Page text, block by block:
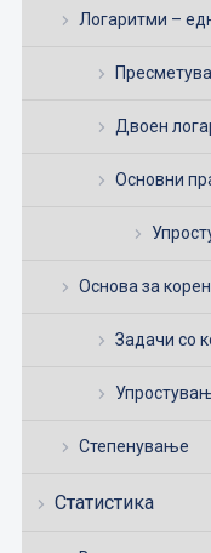
Логаритми –
Двоен
Основни
Основа за
Задачи со
Степенување
Статистика